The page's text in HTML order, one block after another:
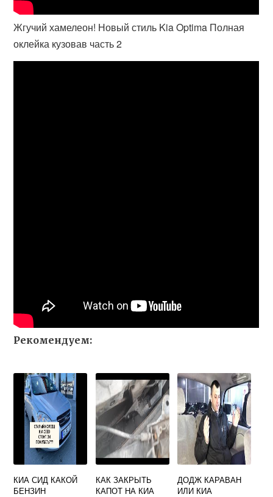
Жгучий хамелеон! Новый стиль Kia Optima Полная
оклейка кузовав часть 2
Рекомендуем:
КИА СИД КАКОЙ
БЕНЗИН
КАК ЗАКРЫТЬ
КАПОТ НА КИА
ДОДЖ КАРАВАН
ИЛИ КИА